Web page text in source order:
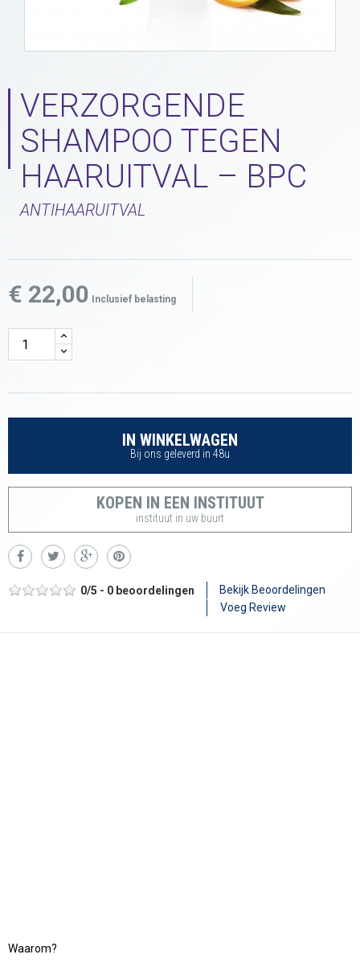
VERZORGENDE
SHAMPOO TEGEN
HAARUITVAL – BPC
ANTIHAARUITVAL
€ 22,00 Inclusief belasting
IN WINKELWAGEN
Bij ons geleverd in 48u
KOPEN IN EEN INSTITUUT
instituut in uw buurt
0/5 - 0 beoordelingen
Bekijk Beoordelingen
Voeg Review
Waarom?